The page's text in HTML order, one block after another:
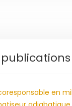
en